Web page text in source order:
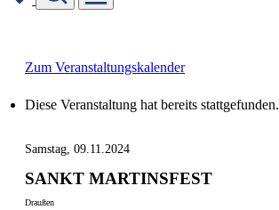
Zum Veranstaltungskalender
Diese Veranstaltung hat bereits stattgefunden.
Samstag, 09.11.2024
SANKT MARTINSFEST
Draußen